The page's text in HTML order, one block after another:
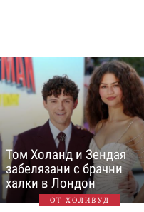
Том Холанд и Зендая
забелязани с брачни
халки в Лондон
ОТ ХОЛИВУД